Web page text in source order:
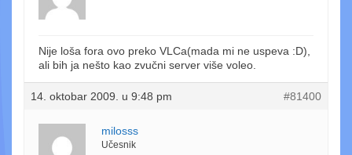
Nije loša fora ovo preko VLCa(mada mi ne uspeva :D),
ali bih ja nešto kao zvučni server više voleo.
14. oktobar 2009. u 9:48 pm #81400
milosss
Učesnik